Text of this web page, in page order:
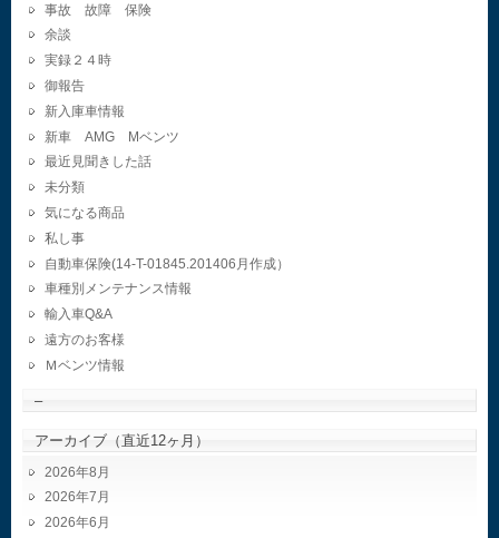
事故 故障 保険
余談
実録２４時
御報告
新入庫車情報
新車 AMG Mベンツ
最近見聞きした話
未分類
気になる商品
私し事
自動車保険(14-T-01845.201406月作成）
車種別メンテナンス情報
輸入車Q&A
遠方のお客様
Ｍベンツ情報
–
アーカイブ（直近12ヶ月）
2026年8月
2026年7月
2026年6月